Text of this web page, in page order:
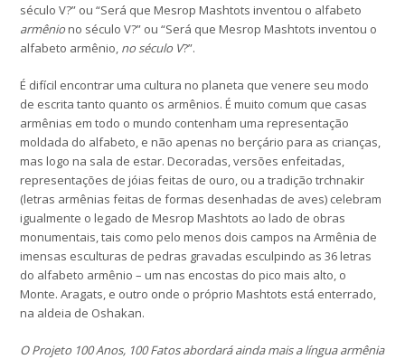
século V?” ou “Será que Mesrop Mashtots inventou o alfabeto
armêniono século V?” ou “Será que Mesrop Mashtots inventou o
alfabeto armênio, no século V?”.
É difícil encontrar uma cultura no planeta que venere seu modo
de escrita tanto quanto os armênios. É muito comum que casas
armênias em todo o mundo contenham uma representação
moldada do alfabeto, e não apenas no berçário para as crianças,
mas logo na sala de estar. Decoradas, versões enfeitadas,
representações de jóias feitas de ouro, ou a tradição trchnakir
(letras armênias feitas de formas desenhadas de aves) celebram
igualmente o legado de Mesrop Mashtots ao lado de obras
monumentais, tais como pelo menos dois campos na Armênia de
imensas esculturas de pedras gravadas esculpindo as 36 letras
do alfabeto armênio – um nas encostas do pico mais alto, o
Monte. Aragats, e outro onde o próprio Mashtots está enterrado,
na aldeia de Oshakan.
O Projeto 100 Anos, 100 Fatos abordará ainda mais a língua armênia